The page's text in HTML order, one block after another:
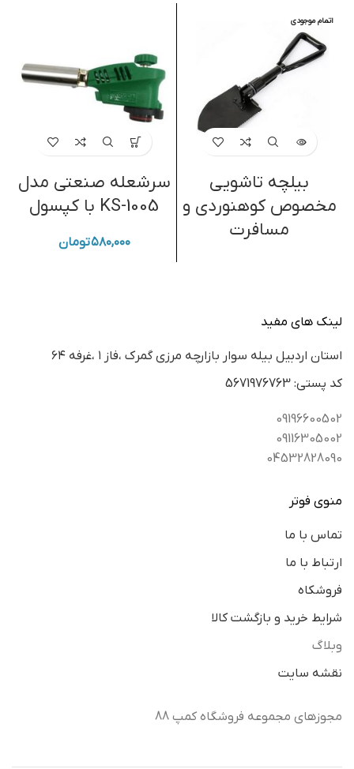
اتمام موجودی
بیلچه تاشویی
مخصوص کوهنوردی و
مسافرت
سرشعله صنعتی مدل
KS-1005 با کپسول
۵۸۰,۰۰۰تومان
لینک های مفید
استان اردبيل بيله سوار بازارچه مرزي گمرك ،فاز ١ ،غرفه ٦٤
كد پستي: 5671976763
09196600502
09116305002
04532828090
منوی فوتر
تماس با ما
ارتباط با ما
فروشکاه
شرایط خرید و بازگشت کالا
وبلاگ
نقشه سایت
مجوزهای مجموعه فروشگاه کمپ 88